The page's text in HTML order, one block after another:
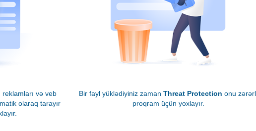
və veb
olaraq tarayır
Bir fayl yüklədiyiniz zaman Threat Protection onu
proqram üçün yoxlayır.